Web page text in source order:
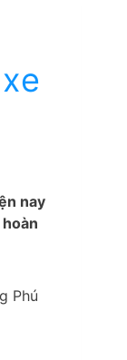
nay
Phú